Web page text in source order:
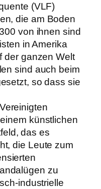
(VLF)
die am Boden
von ihnen sind
in Amerika
der ganzen Welt
sind auch beim
so dass sie
künstlichen
das es
die Leute zum
zu
industrielle